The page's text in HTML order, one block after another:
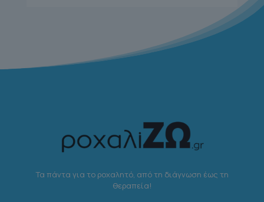
Τα πάντα για το ροχαλητό, από τη διάγνωση έως τη
θεραπεία!